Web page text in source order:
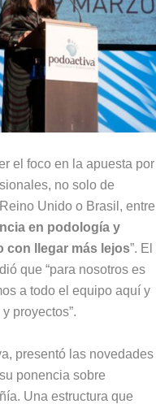
el foco en la apuesta por
no solo de
Unido o Brasil, entre
en podología y
con llegar más lejos”. El
que “para nosotros es
a todo el equipo aquí y
proyectos”.
presentó las novedades
ponencia sobre
Una estructura que